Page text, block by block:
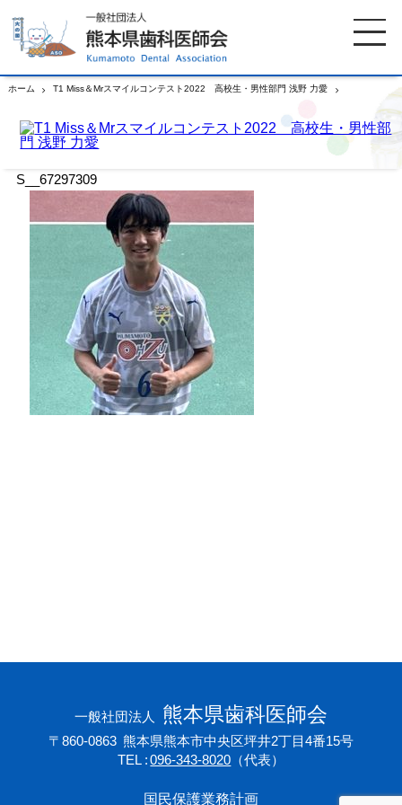
ホーム
T1 Miss＆Mrスマイルコンテスト2022 高校生・男性部門 浅野 力愛
S__67297309
S__67297309
一般社団法人 熊本県歯科医師会
〒860-0863 熊本県熊本市中央区坪井2丁目4番15号
TEL
096-343-8020 （代表）
国民保護業務計画
ホーム 歯科医師会について
歯科医院検索 休日当番医
お知らせ
国保組合からのお知らせ 熊本歯科衛生士専門学院
会員専用ページ プライバシーポリシー